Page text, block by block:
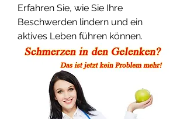
Erfahren Sie, wie Sie Ihre
Beschwerden lindern und ein
aktives Leben führen können.